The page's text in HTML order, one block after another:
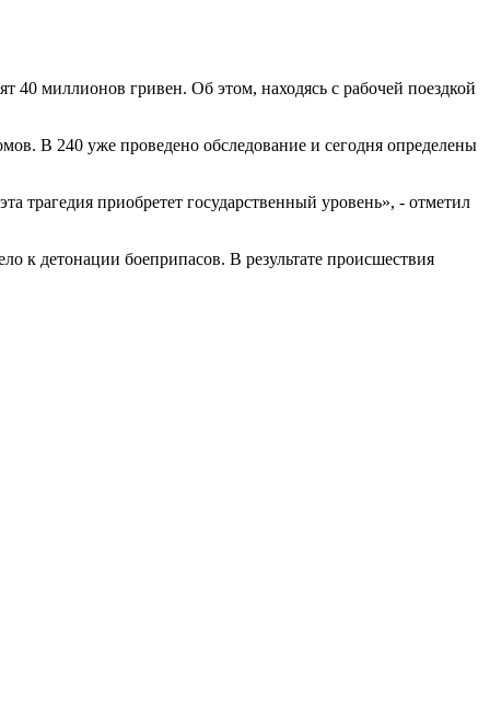
40 миллионов гривен. Об этом, находясь с рабочей поездкой
В 240 уже проведено обследование и сегодня определены
трагедия приобретет государственный уровень», - отметил
к детонации боеприпасов. В результате происшествия